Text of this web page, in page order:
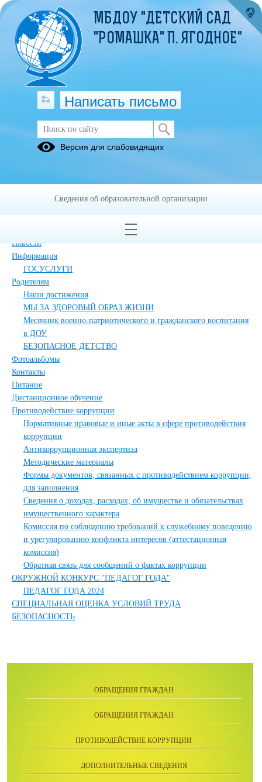
Карта сайта
Обращения граждан
Прием обращений через ПОС
Новости
Информация
ГОСУСЛУГИ
Родителям
Наши достижения
МЫ ЗА ЗДОРОВЫЙ ОБРАЗ ЖИЗНИ
Месячник военно-патриотического и гражданского воспитания
в ДОУ
БЕЗОПАСНОЕ ДЕТСТВО
Фотоальбомы
Контакты
Питание
Дистанционное обучение
Противодействие коррупции
Нормативные правовые и иные акты в сфере противодействия
коррупции
Антикоррупционная экспертиза
Методические материалы
Формы документов, связанных с противодействием коррупции,
для заполнения
Сведения о доходах, расходах, об имуществе и обязательствах
имущественного характера
Комиссия по соблюдению требований к служебному поведению
и урегулированию конфликта интересов (аттестационная
комиссия)
Обратная связь для сообщений о фактах коррупции
ОКРУЖНОЙ КОНКУРС "ПЕДАГОГ ГОДА"
ПЕДАГОГ ГОДА 2024
СПЕЦИАЛЬНАЯ ОЦЕНКА УСЛОВИЙ ТРУДА
БЕЗОПАСНОСТЬ
ОБРАЩЕНИЯ ГРАЖДАН
ОБРАЩЕНИЯ ГРАЖДАН
ПРОТИВОДЕЙСТВИЕ КОРРУПЦИИ
ДОПОЛНИТЕЛЬНЫЕ СВЕДЕНИЯ
МБДОУ "ДЕТСКИЙ САД
"РОМАШКА" П. ЯГОДНОЕ"
Написать письмо
Версия для слабовидящих
Сведения об образовательной организации